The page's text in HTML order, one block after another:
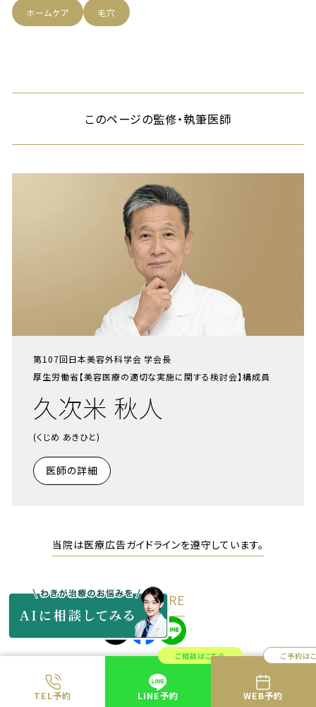
TEL予約
ご相談はこちら
LINE予約
ご予約は
WEB予約
ホームケア 毛穴
このページの監修・執筆医師
第107回日本美容外科学会 学会長
厚生労働省【美容医療の適切な実施に関する検討会】構成員
久次米 秋人
(くじめ あきひと)
医師の詳細
当院は医療広告ガイドラインを遵守しています。
SHARE